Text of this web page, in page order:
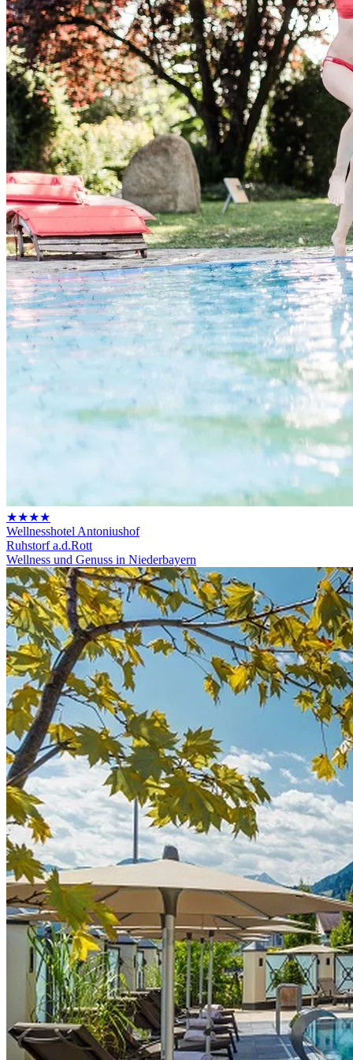
★★★★
Wellnesshotel Antoniushof
Ruhstorf a.d.Rott
Wellness und Genuss in Niederbayern